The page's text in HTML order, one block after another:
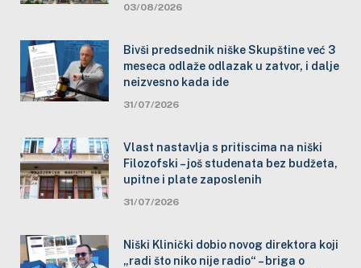
03/08/2026
Bivši predsednik niške Skupštine već 3
meseca odlaže odlazak u zatvor, i dalje
neizvesno kada ide
31/07/2026
Vlast nastavlja s pritiscima na niški
Filozofski – još studenata bez budžeta,
upitne i plate zaposlenih
31/07/2026
Niški Klinički dobio novog direktora koji
„radi što niko nije radio“ – briga o